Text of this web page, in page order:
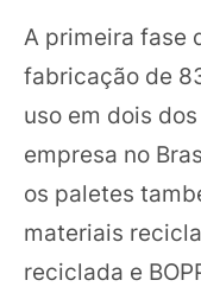
A primeira fase
fabricação de
uso em dois
empresa no
os paletes
materiais
reciclada e